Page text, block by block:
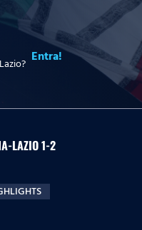
Entra!
LAZIO 1-2